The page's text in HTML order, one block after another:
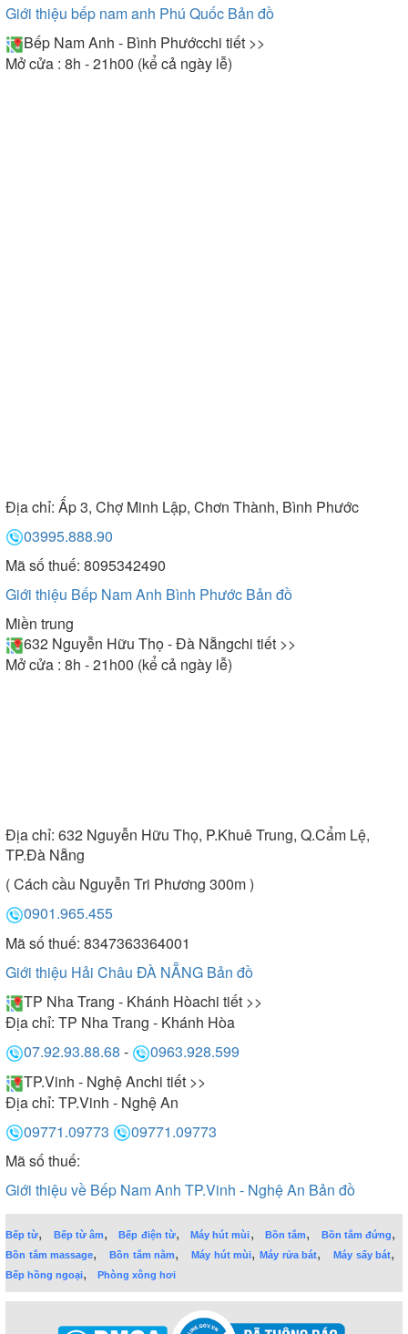
Giới thiệu bếp nam anh Phú Quốc Bản đồ
Bếp Nam Anh - Bình Phướcchi tiết >>
Mở cửa : 8h - 21h00 (kể cả ngày lễ)
Địa chỉ: Ấp 3, Chợ Minh Lập, Chơn Thành, Bình Phước
03995.888.90
Mã số thuế: 8095342490
Giới thiệu Bếp Nam Anh Bình Phước Bản đồ
Miền trung
632 Nguyễn Hữu Thọ - Đà Nẵngchi tiết >>
Mở cửa : 8h - 21h00 (kể cả ngày lễ)
Địa chỉ: 632 Nguyễn Hữu Thọ, P.Khuê Trung, Q.Cẩm Lệ,
TP.Đà Nẵng
( Cách cầu Nguyễn Tri Phương 300m )
0901.965.455
Mã số thuế: 8347363364001
Giới thiệu Hải Châu ĐÀ NẴNG Bản đồ
TP Nha Trang - Khánh Hòachi tiết >>
Địa chỉ: TP Nha Trang - Khánh Hòa
07.92.93.88.68 -
0963.928.599
TP.Vinh - Nghệ Anchi tiết >>
Địa chỉ: TP.Vinh - Nghệ An
09771.09773
09771.09773
Mã số thuế:
Giới thiệu về Bếp Nam Anh TP.Vinh - Nghệ An Bản đồ
Bếp từ, Bếp từ âm,Bếp điện từ,Máy hút mùi, Bồn tắm, Bồn tắm đứng,
Bồn tắm massage,Bồn tắm nằm,Máy hút mùi,Máy rửa bát,Máy sấy bát,
Bếp hồng ngoại, Phòng xông hơi